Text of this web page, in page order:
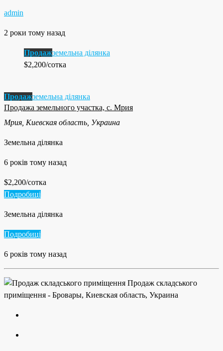
admin
2 роки тому назад
Продажземельна ділянка
$2,200/сотка
Продажземельна ділянка
Продажа земельного участка, с. Мрия
Мрия, Киевская область, Украина
Земельна ділянка
6 років тому назад
$2,200/сотка
Подробиці
Земельна ділянка
Подробиці
6 років тому назад
Продаж складського
приміщення - Бровары, Киевская область, Украина